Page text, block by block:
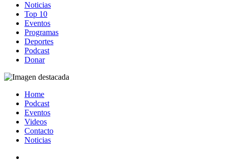
Noticias
Top 10
Eventos
Programas
Deportes
Podcast
Donar
Home
Podcast
Eventos
Videos
Contacto
Noticias